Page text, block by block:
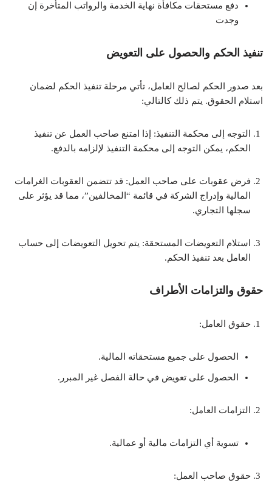
دفع مستحقات مكافأة نهاية الخدمة والرواتب المتأخرة إن
وجدت
تنفيذ الحكم والحصول على التعويض
بعد صدور الحكم لصالح العامل، تأتي مرحلة تنفيذ الحكم لضمان
استلام الحقوق. يتم ذلك كالتالي:
التوجه إلى محكمة التنفيذ: إذا امتنع صاحب العمل عن تنفيذ
الحكم، يمكن التوجه إلى محكمة التنفيذ لإلزامه بالدفع.
فرض عقوبات على صاحب العمل: قد تتضمن العقوبات الغرامات
المالية وإدراج الشركة في قائمة “المخالفين”، مما قد يؤثر على
سجلها التجاري.
استلام التعويضات المستحقة: يتم تحويل التعويضات إلى حساب
العامل بعد تنفيذ الحكم.
حقوق والتزامات الأطراف
حقوق العامل:
الحصول على جميع مستحقاته المالية.
الحصول على تعويض في حالة الفصل غير المبرر.
التزامات العامل:
تسوية أي التزامات مالية أو عمالية.
حقوق صاحب العمل: